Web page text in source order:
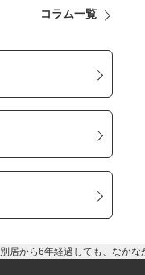
コラム一覧
別居から6年経過しても、なか